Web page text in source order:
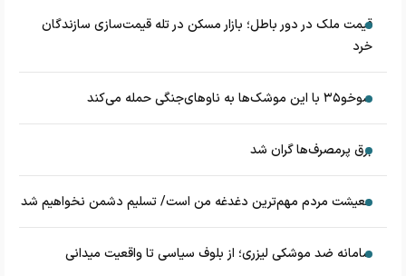
قیمت ملک در دور باطل؛ بازار مسکن در تله قیمت‌سازی سازندگان
خرد
سوخو۳۵ با این موشک‌ها به ناوهای‌جنگی حمله می‌کند
برق پرمصرف‌ها گران شد
معیشت مردم مهم‌ترین دغدغه من است/ تسلیم دشمن نخواهیم شد
سامانه ضد موشکی لیزری؛ از بلوف سیاسی تا واقعیت میدانی